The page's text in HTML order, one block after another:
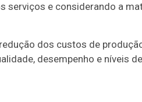
serviços e considerando a
dos custos de
desempenho e níveis de